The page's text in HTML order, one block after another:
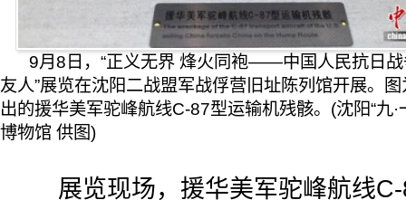
9月8日，“正义无界 烽火同袍——中国人民抗日
友人”展览在沈阳二战盟军战俘营旧址陈列馆开展。
出的援华美军驼峰航线C-87型运输机残骸。(沈阳“九·
博物馆 供图)
展览现场，援华美军驼峰航线C-